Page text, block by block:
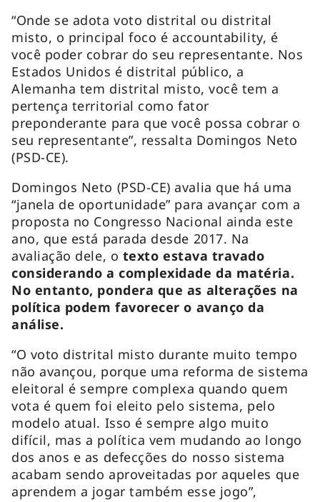
“Onde se adota voto distrital ou distrital
misto, o principal foco é accountability, é
você poder cobrar do seu representante. Nos
Estados Unidos é distrital público, a
Alemanha tem distrital misto, você tem a
pertença territorial como fator
preponderante para que você possa cobrar o
seu representante”, ressalta Domingos Neto
(PSD-CE).
Domingos Neto (PSD-CE) avalia que há uma
“janela de oportunidade” para avançar com a
proposta no Congresso Nacional ainda este
ano, que está parada desde 2017. Na
avaliação dele, o texto estava travado
considerando a complexidade da matéria.
No entanto, pondera que as alterações na
política podem favorecer o avanço da
análise.
“O voto distrital misto durante muito tempo
não avançou, porque uma reforma de sistema
eleitoral é sempre complexa quando quem
vota é quem foi eleito pelo sistema, pelo
modelo atual. Isso é sempre algo muito
difícil, mas a política vem mudando ao longo
dos anos e as defecções do nosso sistema
acabam sendo aproveitadas por aqueles que
aprendem a jogar também esse jogo”,